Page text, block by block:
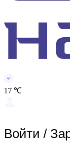
17 ℃
Войти /